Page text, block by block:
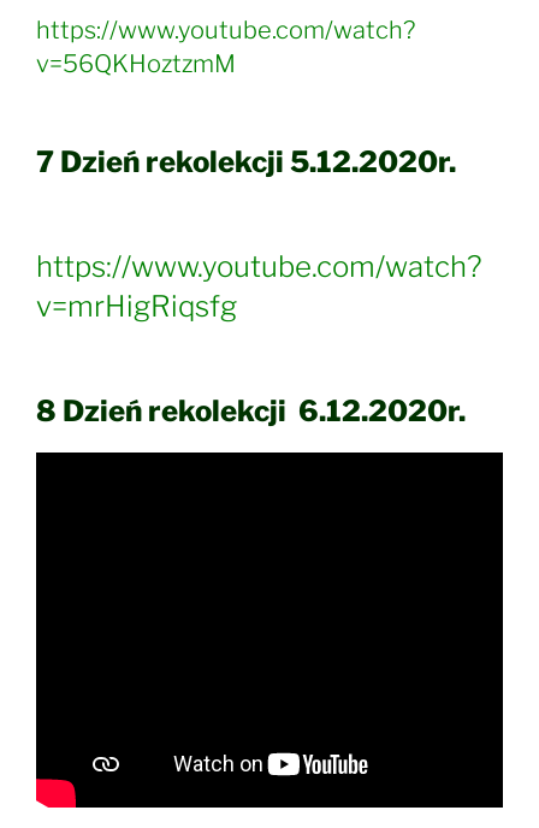
https://www.youtube.com/watch?
v=56QKHoztzmM
7 Dzień rekolekcji 5.12.2020r.
https://www.youtube.com/watch?
v=mrHigRiqsfg
8 Dzień rekolekcji 6.12.2020r.